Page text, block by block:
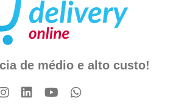
de médio e alto custo!